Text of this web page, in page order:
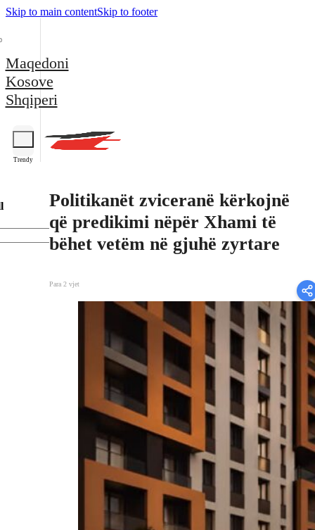
Skip to main contentSkip to footer
Maqedoni
Kosove
Shqiperi
Trendy
Politikanët zviceranë kërkojnë
që predikimi nëpër Xhami të
bëhet vetëm në gjuhë zyrtare
Para 2 vjet